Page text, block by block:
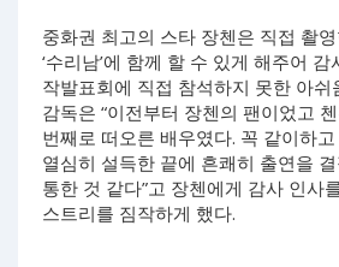
중화권 최고의 스타 장첸은 직접 촬
‘수리남’에 함께 할 수 있게 해주어
작발표회에 직접 참석하지 못한 아쉬
감독은 “이전부터 장첸의 팬이었고
번째로 떠오른 배우였다. 꼭 같이하
열심히 설득한 끝에 흔쾌히 출연을
통한 것 같다”고 장첸에게 감사 인사
스트리를 짐작하게 했다.